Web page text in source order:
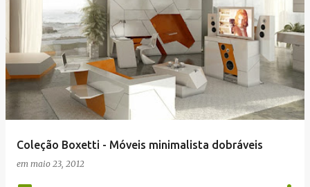
Coleção Boxetti - Móveis minimalista dobráveis
em maio 23, 2012